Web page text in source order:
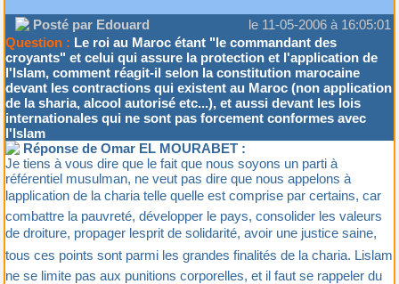
Posté par Edouard
le 11-05-2006 à 16:05:01
Question : Le roi au Maroc étant "le commandant des
croyants" et celui qui assure la protection et l'application de
l'Islam, comment réagit-il selon la constitution marocaine
devant les contractions qui existent au Maroc (non application
de la sharia, alcool autorisé etc...), et aussi devant les lois
internationales qui ne sont pas forcement conformes avec
l'Islam
Réponse de Omar EL MOURABET :
Je tiens à vous dire que le fait que nous soyons un parti à
référentiel musulman, ne veut pas dire que nous appelons à
lapplication de la charia telle quelle est comprise par certains, car
combattre la pauvreté, développer le pays, consolider les valeurs
de droiture, propager lesprit de solidarité, avoir une justice saine,
tous ces points sont parmi les grandes finalités de la charia. Lislam
ne se limite pas aux punitions corporelles, et il faut se rappeler du